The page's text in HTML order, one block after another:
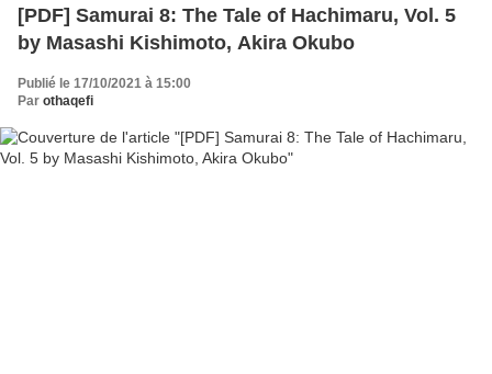
[PDF] Samurai 8: The Tale of Hachimaru, Vol. 5
by Masashi Kishimoto, Akira Okubo
Publié le 17/10/2021 à 15:00
Par othaqefi